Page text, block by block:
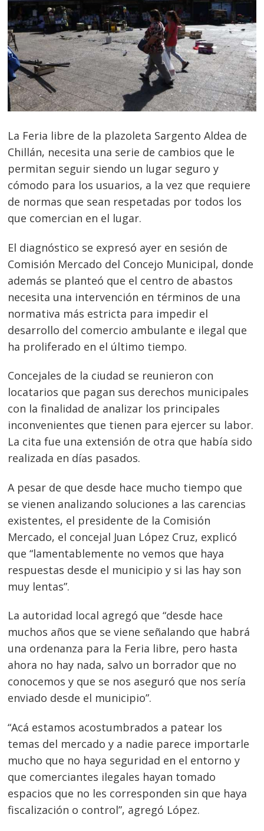
La Feria libre de la plazoleta Sargento Aldea de
Chillán, necesita una serie de cambios que le
permitan seguir siendo un lugar seguro y
cómodo para los usuarios, a la vez que requiere
de normas que sean respetadas por todos los
que comercian en el lugar.
El diagnóstico se expresó ayer en sesión de
Comisión Mercado del Concejo Municipal, donde
además se planteó que el centro de abastos
necesita una intervención en términos de una
normativa más estricta para impedir el
desarrollo del comercio ambulante e ilegal que
ha proliferado en el último tiempo.
Concejales de la ciudad se reunieron con
locatarios que pagan sus derechos municipales
con la finalidad de analizar los principales
inconvenientes que tienen para ejercer su labor.
La cita fue una extensión de otra que había sido
realizada en días pasados.
A pesar de que desde hace mucho tiempo que
se vienen analizando soluciones a las carencias
existentes, el presidente de la Comisión
Mercado, el concejal Juan López Cruz, explicó
que “lamentablemente no vemos que haya
respuestas desde el municipio y si las hay son
muy lentas”.
La autoridad local agregó que “desde hace
muchos años que se viene señalando que habrá
una ordenanza para la Feria libre, pero hasta
ahora no hay nada, salvo un borrador que no
conocemos y que se nos aseguró que nos sería
enviado desde el municipio”.
“Acá estamos acostumbrados a patear los
temas del mercado y a nadie parece importarle
mucho que no haya seguridad en el entorno y
que comerciantes ilegales hayan tomado
espacios que no les corresponden sin que haya
fiscalización o control”, agregó López.
Navegación
de